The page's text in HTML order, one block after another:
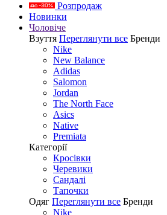
Розпродаж
Новинки
Чоловіче
Взуття Переглянути все Бренди
Nike
New Balance
Adidas
Salomon
Jordan
The North Face
Asics
Native
Premiata
Категорії
Кросівки
Черевики
Сандалі
Tапочки
Одяг Переглянути все Бренди
Nike